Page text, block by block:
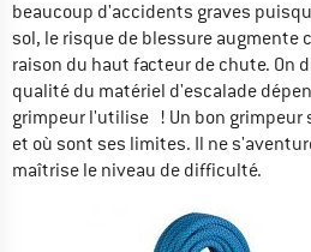
beaucoup d'accidents graves
sol, le risque de blessure augmente
raison du haut facteur de chute. On
qualité du matériel d'escalade
grimpeur l'utilise ! Un bon grimpeur
et où sont ses limites. Il ne
maîtrise le niveau de difficulté.